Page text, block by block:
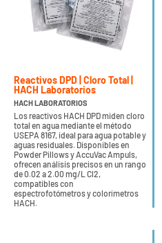
Reactivos DPD | Cloro Total |
HACH Laboratorios
HACH LABORATORIOS
Los reactivos HACH DPD miden cloro
total en agua mediante el método
USEPA 8167, ideal para agua potable y
aguas residuales. Disponibles en
Powder Pillows y AccuVac Ampuls,
ofrecen análisis precisos en un rango
de 0.02 a 2.00 mg/L Cl2,
compatibles con
espectrofotómetros y colorímetros
HACH.